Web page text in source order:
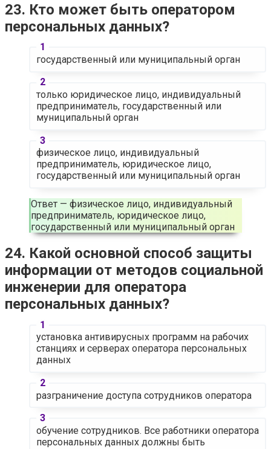
23. Кто может быть оператором
персональных данных?
государственный или муниципальный орган
только юридическое лицо, индивидуальный
предприниматель, государственный или
муниципальный орган
физическое лицо, индивидуальный
предприниматель, юридическое лицо,
государственный или муниципальный орган
Ответ — физическое лицо, индивидуальный
предприниматель, юридическое лицо,
государственный или муниципальный орган
24. Какой основной способ защиты
информации от методов социальной
инженерии для оператора
персональных данных?
установка антивирусных программ на рабочих
станциях и серверах оператора персональных
данных
разграничение доступа сотрудников оператора
обучение сотрудников. Все работники оператора
персональных данных должны быть